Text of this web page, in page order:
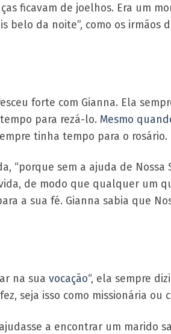
ficavam de joelhos. Era um
belo da noite”, como os irmãos
forte com Gianna. Ela
para rezá-lo. Mesmo
tinha tempo para o rosário.
“porque sem a ajuda de Nossa
de modo que qualquer um
a sua fé. Gianna sabia que
na sua vocação“, ela sempre
seja isso como missionária ou
a encontrar um marido